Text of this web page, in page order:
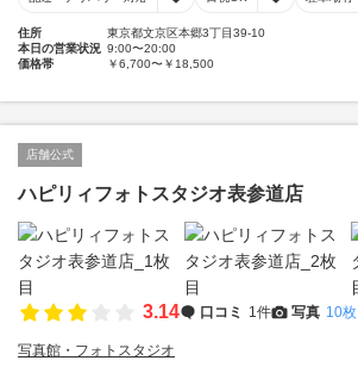
住所
東京都文京区本郷3丁目39-10
本日の営業状況 9:00〜20:00
価格帯
￥6,700〜￥18,500
店舗公式
ハピリィフォトスタジオ表参道店
3.14 口コミ 1件 写真 10枚
写真館・フォトスタジオ